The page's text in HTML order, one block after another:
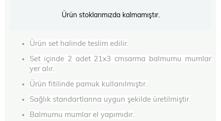
Ürün stoklarımızda kalmamıştır.
Ürün set halinde teslim edilir.
Set içinde 2 adet 21x3 cmsarma balmumu mumlar
yer alır.
Ürün fitilinde pamuk kullanılmıştır.
Sağlık standartlarına uygun şekilde üretilmiştir.
Balmumu mumlar el yapımıdır.